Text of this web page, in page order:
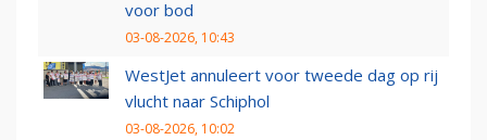
voor bod
03-08-2026, 10:43
WestJet annuleert voor tweede dag op rij
vlucht naar Schiphol
03-08-2026, 10:02